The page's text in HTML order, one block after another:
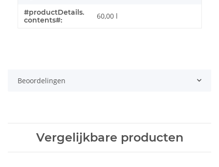
#productDetails.
contents#:
60,00 l
Beoordelingen
Vergelijkbare producten